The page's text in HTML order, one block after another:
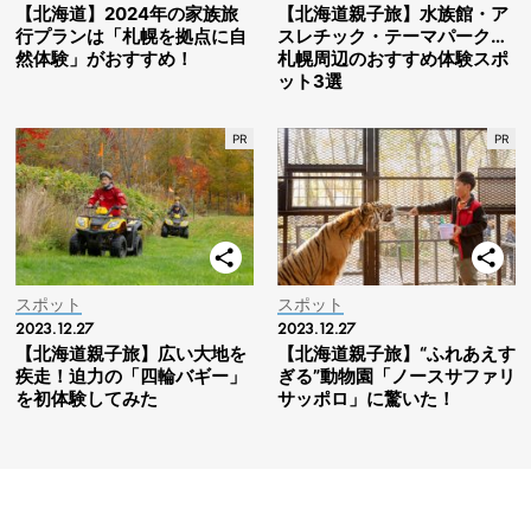
【北海道】2024年の家族旅
行プランは「札幌を拠点に自
然体験」がおすすめ！
【北海道親子旅】水族館・ア
スレチック・テーマパーク…
札幌周辺のおすすめ体験スポ
ット3選
スポット
2023.12.27
【北海道親子旅】広い大地を
疾走！迫力の「四輪バギー」
を初体験してみた
スポット
2023.12.27
【北海道親子旅】“ふれあえす
ぎる”動物園「ノースサファリ
サッポロ」に驚いた！